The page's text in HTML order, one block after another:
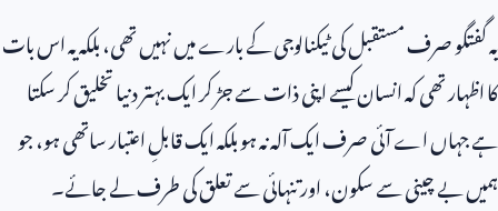
یہ گفتگو صرف مستقبل کی ٹیکنالوجی کے بارے میں نہیں تھی، بلکہ یہ اس بات
کا اظہار تھی کہ انسان کیسے اپنی ذات سے جڑ کر ایک بہتر دنیا تخلیق کر سکتا
ہے جہاں اے آئی صرف ایک آلہ نہ ہو بلکہ ایک قابلِ اعتبار ساتھی ہو، جو
ہمیں بے چینی سے سکون، اور تنہائی سے تعلق کی طرف لے جائے۔